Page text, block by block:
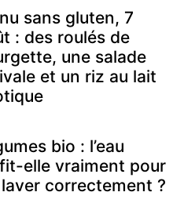
sans gluten, 7
: des roulés de
une salade
et un riz au lait
bio : l’eau
elle vraiment pour
correctement ?